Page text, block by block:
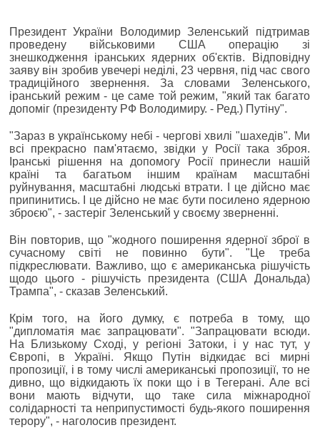
Президент України Володимир Зеленський підтримав
проведену військовими США операцію зі
знешкодження іранських ядерних об'єктів. Відповідну
заяву він зробив увечері неділі, 23 червня, під час свого
традиційного звернення. За словами Зеленського,
іранський режим - це саме той режим, "який так багато
допоміг (президенту РФ Володимиру. - Ред.) Путіну".
"Зараз в українському небі - чергові хвилі "шахедів". Ми
всі прекрасно пам'ятаємо, звідки у Росії така зброя.
Іранські рішення на допомогу Росії принесли нашій
країні та багатьом іншим країнам масштабні
руйнування, масштабні людські втрати. І це дійсно має
припинитись. І це дійсно не має бути посилено ядерною
зброєю", - застеріг Зеленський у своєму зверненні.
Він повторив, що "жодного поширення ядерної зброї в
сучасному світі не повинно бути". "Це треба
підкреслювати. Важливо, що є американська рішучість
щодо цього - рішучість президента (США Дональда)
Трампа", - сказав Зеленський.
Крім того, на його думку, є потреба в тому, що
"дипломатія має запрацювати". "Запрацювати всюди.
На Близькому Сході, у регіоні Затоки, і у нас тут, у
Європі, в Україні. Якщо Путін відкидає всі мирні
пропозиції, і в тому числі американські пропозиції, то не
дивно, що відкидають їх поки що і в Тегерані. Але всі
вони мають відчути, що таке сила міжнародної
солідарності та неприпустимості будь-якого поширення
терору", - наголосив президент.